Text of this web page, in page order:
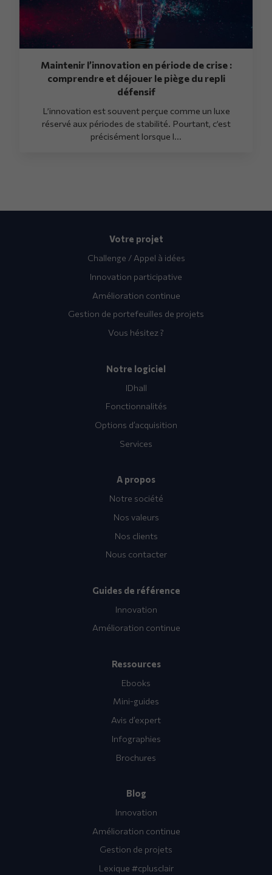
Maintenir l’innovation en période de crise :
comprendre et déjouer le piège du repli
défensif
L’innovation est souvent perçue comme un luxe
réservé aux périodes de stabilité. Pourtant, c’est
précisément lorsque l...
Votre projet
Challenge / Appel à idées
Innovation participative
Amélioration continue
Gestion de portefeuilles de projets
Vous hésitez ?
Notre logiciel
IDhall
Fonctionnalités
Options d’acquisition
Services
A propos
Notre société
Nos valeurs
Nos clients
Nous contacter
Guides de référence
Innovation
Amélioration continue
Ressources
Ebooks
Mini-guides
Avis d’expert
Infographies
Brochures
Blog
Innovation
Amélioration continue
Gestion de projets
Lexique #cplusclair